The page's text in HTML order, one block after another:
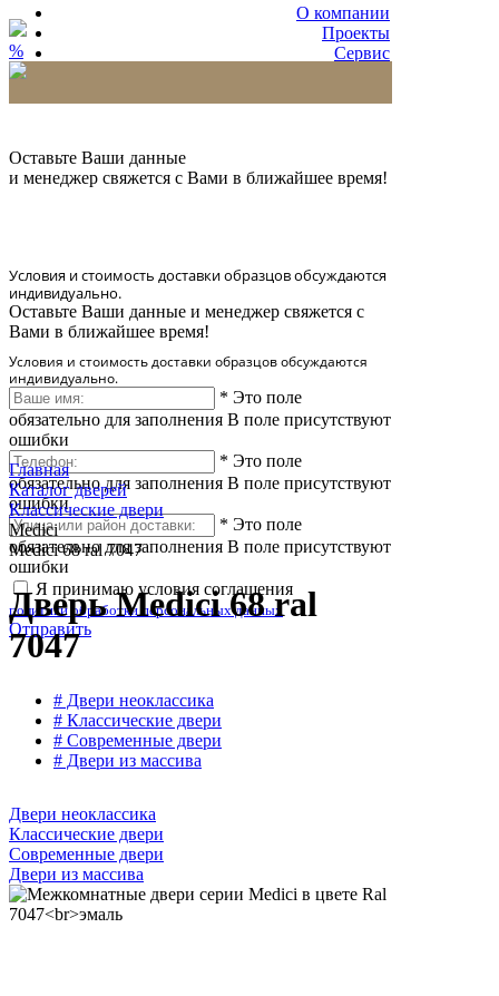
О компании
Проекты
Сервис
%
Оставьте Ваши данные
и менеджер свяжется с Вами в ближайшее время!
Условия и стоимость доставки образцов обсуждаются
индивидуально.
Оставьте Ваши данные и менеджер свяжется с
Вами в ближайшее время!
Условия и стоимость доставки образцов обсуждаются
индивидуально.
* Это поле
обязательно для заполнения В поле присутствуют
ошибки
* Это поле
обязательно для заполнения В поле присутствуют
ошибки
* Это поле
обязательно для заполнения В поле присутствуют
ошибки
Я принимаю условия соглашения
политики обработки персональных данных
Отправить
Главная
Каталог дверей
Классические двери
Medici
Medici 68 ral 7047
Дверь Medici 68 ral
7047
# Двери неоклассика
# Классические двери
# Современные двери
# Двери из массива
Двери неоклассика
Классические двери
Современные двери
Двери из массива